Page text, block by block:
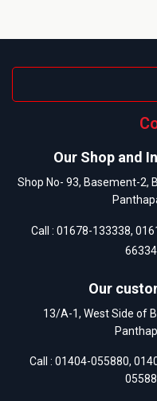
Our Shop and
Shop No- 93, Basement-2,
Call : 01678-133338,
Our
13/A-1, West Side of
Call : 01404-055880,